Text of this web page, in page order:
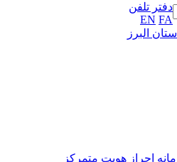
تلفن
EN
البرز
احراز هويت متمركز